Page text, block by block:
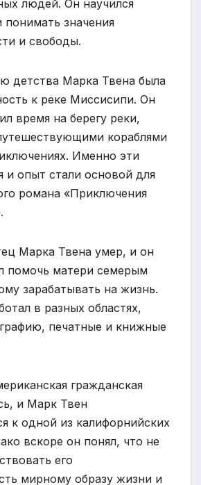
людей. Он научился
понимать значения
и свободы.
детства Марка Твена была
к реке Миссисипи. Он
время на берегу реки,
кораблями
Именно эти
и опыт стали основой для
романа «Приключения
Марка Твена умер, и он
помочь матери семерым
зарабатывать на жизнь.
в разных областях,
печатные и книжные
гражданская
и Марк Твен
к одной из калифорнийских
вскоре он понял, что не
его
мирному образу жизни и